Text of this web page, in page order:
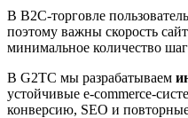
В B2C-торговле
поэтому важны скорость
минимальное количество
В G2TC мы разрабатываем
устойчивые e-commerce-
конверсию, SEO и